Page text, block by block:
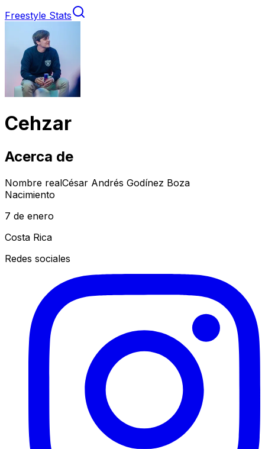
Freestyle Stats
Cehzar
Acerca de
Nombre realCésar Andrés Godínez Boza
Nacimiento
7 de enero
Costa Rica
Redes sociales